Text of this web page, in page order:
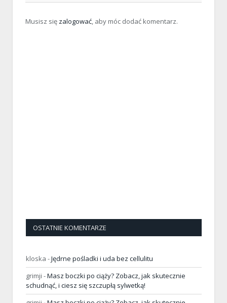
Musisz się zalogować , aby móc dodać komentarz.
OSTATNIE KOMENTARZE
kloska -Jędrne pośladki i uda bez cellulitu
grimji -Masz boczki po ciąży? Zobacz, jak skutecznie
schudnąć, i ciesz się szczupłą sylwetką!